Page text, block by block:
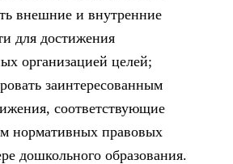
внешние и внутренние
для достижения
организацией целей;
заинтересованным
соответствующие
нормативных правовых
дошкольного образования.